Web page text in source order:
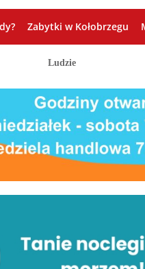
Zabytki w Kołobrzegu
Ludzie